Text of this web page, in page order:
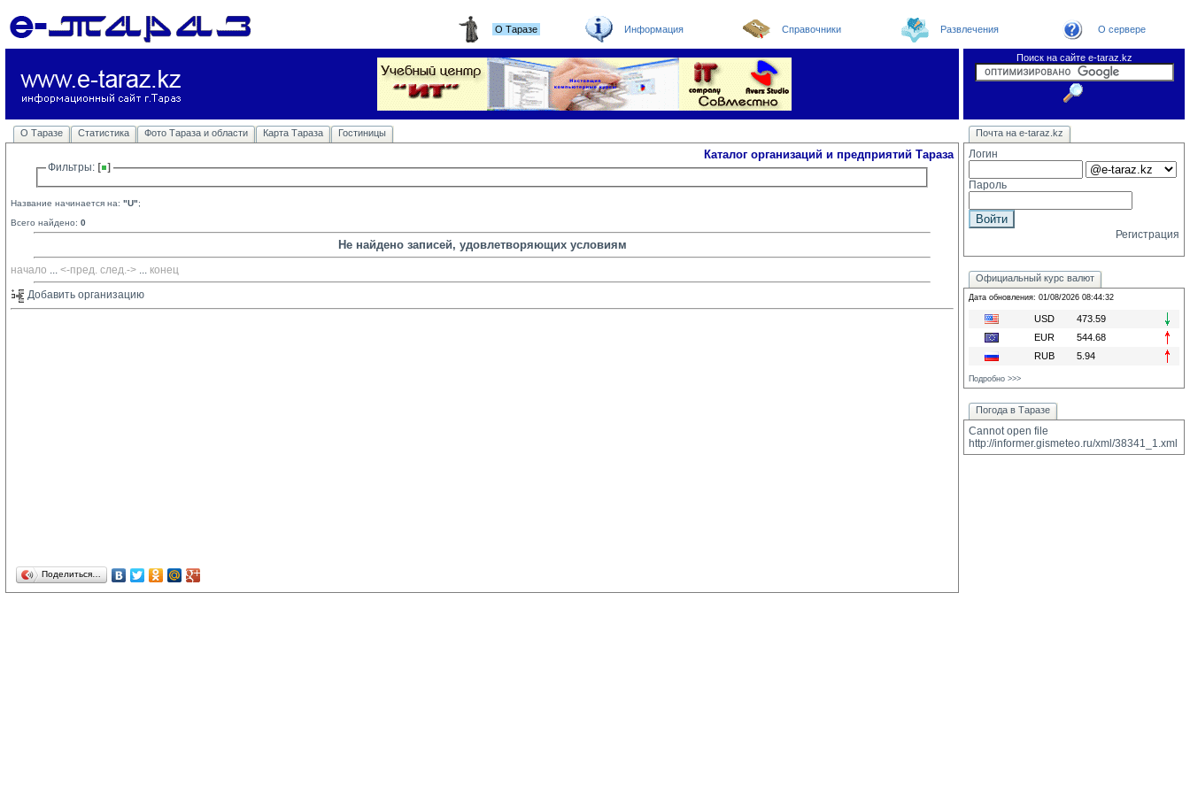
О Таразе Информация Справочники Развлечения О сервере
Поиск на сайте e-taraz.kz
О Таразе Статистика Фото Тараза и области Карта Тараза Гостиницы Новости Погода в Таразе
Телефоный справочник
Видеоконференция
Новости e-taraz Замечания и предложения
Каталог организаций и предприятий Тараза
Фильтры:
Название начинается на: "U";
Всего найдено: 0
Не найдено записей, удовлетворяющих условиям
начало ... <-пред. след.-> ... конец
Добавить организацию
Поделиться…
Почта на e-taraz.kz
Логин
Пароль
Регистрация
Официальный курс валют
Дата обновления: 01/08/2026 08:44:32
USD
473.59
EUR
544.68
RUB
5.94
Подробно >>>
Погода в Таразе
Cannot open file
http://informer.gismeteo.ru/xml/38341_1.xml